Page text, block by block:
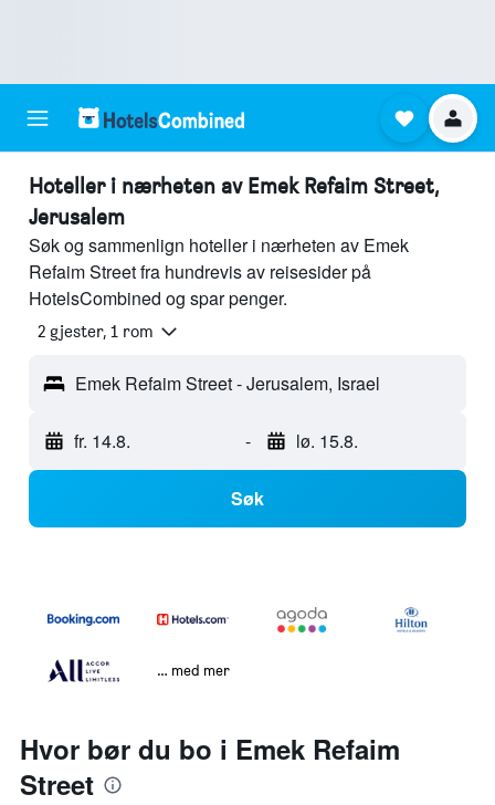
Hoteller i nærheten av Emek Refaim Street,
Jerusalem
Søk og sammenlign hoteller i nærheten av Emek
Refaim Street fra hundrevis av reisesider på
HotelsCombined og spar penger.
2 gjester, 1 rom
Emek Refaim Street - Jerusalem, Israel
fr. 14.8. - lø. 15.8.
Søk
… med mer
Hvor bør du bo i Emek Refaim
Street